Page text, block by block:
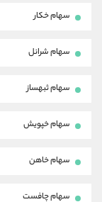
سهام خکار
سهام شرانل
سهام ثبهساز
سهام خپویش
سهام خاهن
سهام چافست